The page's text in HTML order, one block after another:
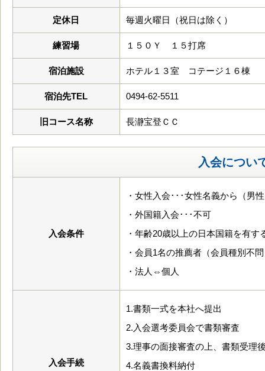
定休日 毎週火曜日（祝日は除く）
練習場 １５０Ｙ １５打席
宿泊施設 ホテル１３室 コテージ１６棟
宿泊先TEL 0494-62-5511
旧コース名称 長瀞宝登ＣＣ
入会につい
入会条件
・女性入会･･･女性名義から（
・外国籍入会･･･不可
・年齢20歳以上の日本国籍を有す
・会員1名の推薦者（会員種別不
・法人⇔個人
入会手続
1.書類一式を本社へ提出
2.入会選考委員会で書類審査
3.理事の面接審査の上、書類受理
4.名義書換料納付